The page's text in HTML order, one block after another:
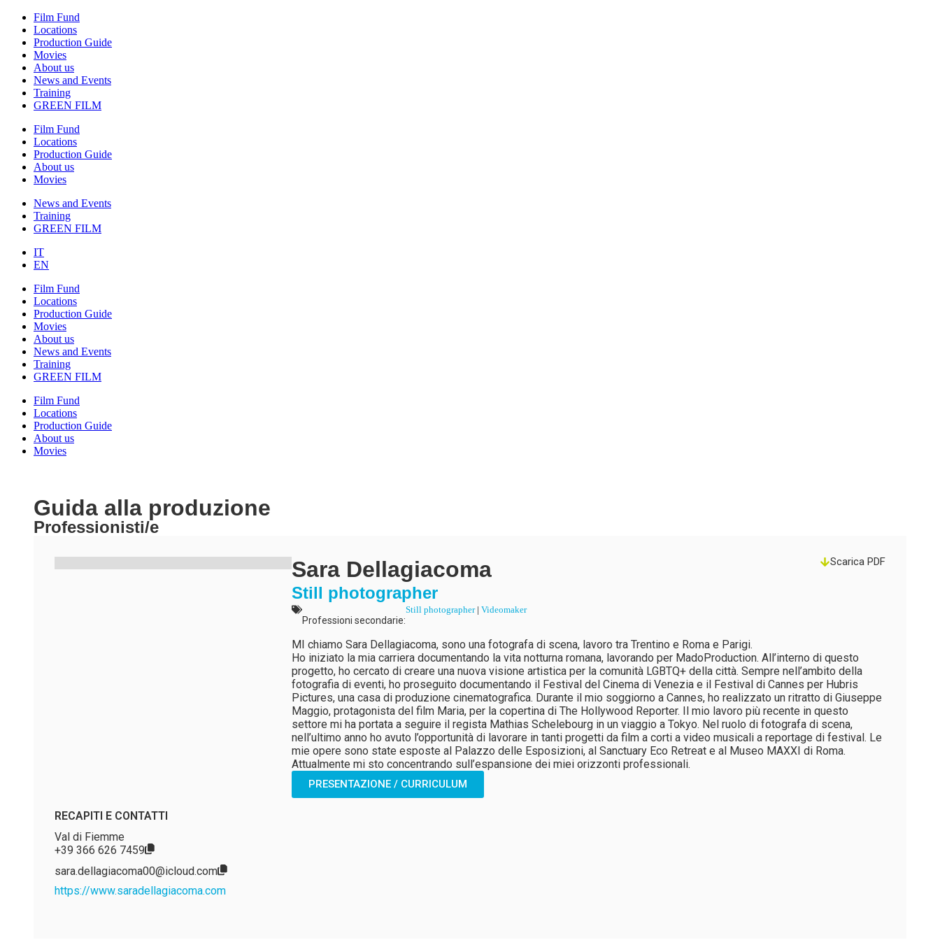
Film Fund
Locations
Production Guide
Movies
About us
News and Events
Training
GREEN FILM
Film Fund
Locations
Production Guide
About us
Movies
News and Events
Training
GREEN FILM
IT
EN
Film Fund
Locations
Production Guide
Movies
About us
News and Events
Training
GREEN FILM
Film Fund
Locations
Production Guide
About us
Movies
Guida alla produzione
Professionisti/e
Scarica PDF
RECAPITI E CONTATTI
Val di Fiemme
+39 366 626 7459
sara.dellagiacoma00@icloud.com
https://www.saradellagiacoma.com
Sara Dellagiacoma
Still photographer
Professioni secondarie:
Still photographer | Videomaker
MI chiamo Sara Dellagiacoma, sono una fotografa di scena, lavoro tra Trentino e Roma e Parigi.
Ho iniziato la mia carriera documentando la vita notturna romana, lavorando per MadoProduction. All’interno di questo
progetto, ho cercato di creare una nuova visione artistica per la comunità LGBTQ+ della città. Sempre nell’ambito della
fotografia di eventi, ho proseguito documentando il Festival del Cinema di Venezia e il Festival di Cannes per Hubris
Pictures, una casa di produzione cinematografica. Durante il mio soggiorno a Cannes, ho realizzato un ritratto di Giuseppe
Maggio, protagonista del film Maria, per la copertina di The Hollywood Reporter. Il mio lavoro più recente in questo
settore mi ha portata a seguire il regista Mathias Schelebourg in un viaggio a Tokyo. Nel ruolo di fotografa di scena,
nell’ultimo anno ho avuto l’opportunità di lavorare in tanti progetti da film a corti a video musicali a reportage di festival. Le
mie opere sono state esposte al Palazzo delle Esposizioni, al Sanctuary Eco Retreat e al Museo MAXXI di Roma.
Attualmente mi sto concentrando sull’espansione dei miei orizzonti professionali.
PRESENTAZIONE / CURRICULUM